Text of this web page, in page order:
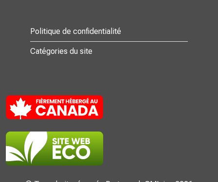
Politique de confidentialité
Catégories du site